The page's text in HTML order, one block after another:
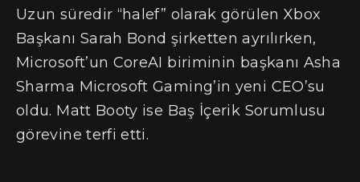
Uzun süredir “halef” olarak görülen Xbox
Başkanı Sarah Bond şirketten ayrılırken,
Microsoft’un CoreAI biriminin başkanı Asha
Sharma Microsoft Gaming’in yeni CEO’su
oldu. Matt Booty ise Baş İçerik Sorumlusu
görevine terfi etti.